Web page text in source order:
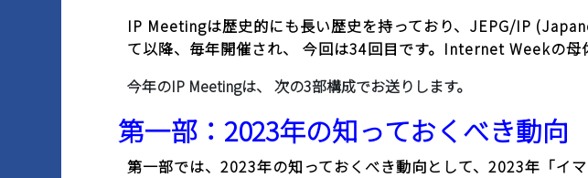
IP Meetingは歴史的にも長い歴史を持っており、JEPG/IP
て以降、毎年開催され、 今回は34回目です。Internet Weekの母
今年のIP Meetingは、 次の3部構成でお送りします。
第一部：2023年の知っておくべき動向
第一部では、2023年の知っておくべき動向として、2023年「イ